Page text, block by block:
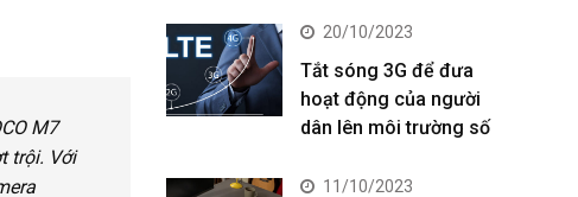
M7
trội. Với
20/10/2023
Tắt sóng 3G để đưa
hoạt động của người
dân lên môi trường số
11/10/2023